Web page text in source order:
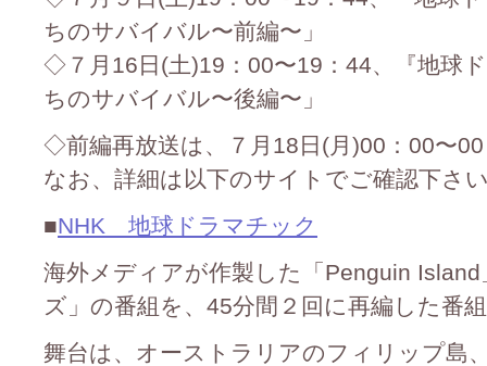
ちのサバイバル〜前編〜」
◇７月16日(土)19：00〜19：44、『地球
ちのサバイバル〜後編〜」
◇前編再放送は、７月18日(月)00：00〜
なお、詳細は以下のサイトでご確認下さ
■NHK 地球ドラマチック
海外メディアが作製した「Penguin
ズ」の番組を、45分間２回に再編した番
舞台は、オーストラリアのフィリップ島